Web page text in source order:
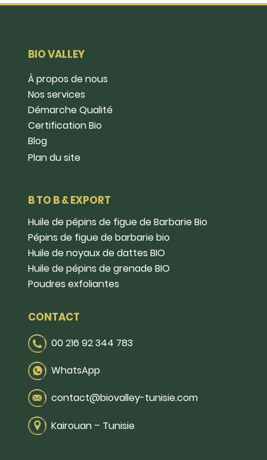
BIO VALLEY
Â propos de nous
Nos services
Démarche Qualité
Certification Bio
Blog
Plan du site
B TO B & EXPORT
Huile de pépins de figue de Barbarie Bio
Pépins de figue de barbarie bio
Huile de noyaux de dattes BIO
Huile de pépins de grenade BIO
Poudres exfoliantes
CONTACT
00 216 92 344 783
WhatsApp
contact@biovalley-tunisie.com
Kairouan – Tunisie